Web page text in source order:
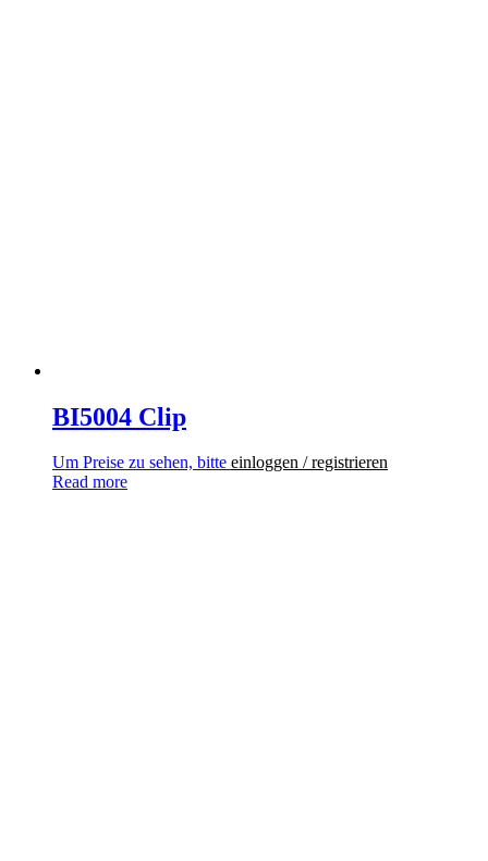
BI5004 Clip
Um Preise zu sehen, bitte einloggen / registrieren
Read more